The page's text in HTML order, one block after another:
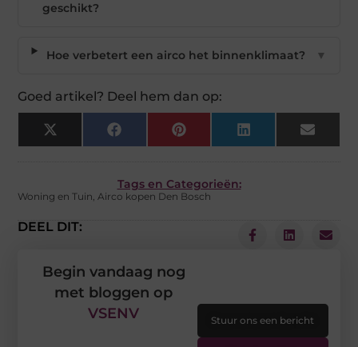
geschikt?
Hoe verbetert een airco het binnenklimaat? ▼
Goed artikel? Deel hem dan op:
X
(Twitter)
Facebook Pinterest LinkedIn Email
Tags en Categorieën:
Woning en Tuin,Airco kopen Den Bosch
DEEL DIT:
Begin vandaag nog
met bloggen op
VSENV
Stuur ons een bericht